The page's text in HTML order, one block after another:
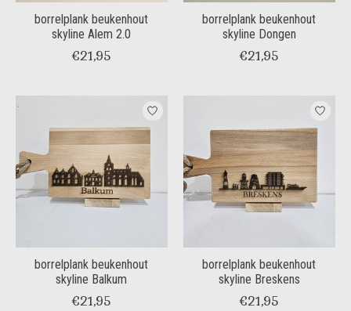
borrelplank beukenhout
skyline Alem 2.0
€21,95
borrelplank beukenhout
skyline Dongen
€21,95
borrelplank beukenhout
skyline Balkum
€21,95
borrelplank beukenhout
skyline Breskens
€21,95